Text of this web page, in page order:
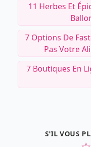
11 Herbes Et
7 Options De
Pas Votre
7 Boutiques En
S'IL VOUS